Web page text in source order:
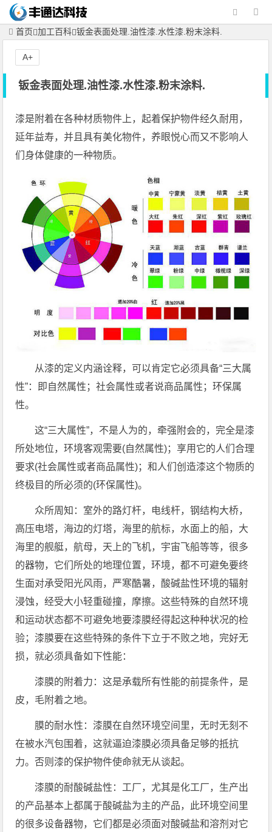
首页 加工百科 钣金表面处理.油性漆.水性漆.粉末涂料.
钣金表面处理.油性漆.水性漆.粉末涂料.
A+
漆是附着在各种材质物件上，起着保护物件经久耐用，
延年益寿，并且具有美化物件，养眼悦心而又不影响人
们身体健康的一种物质。
从漆的定义内涵诠释，可以肯定它必须具备“三大属
性”：即自然属性；社会属性或者说商品属性；环保属
性。
这“三大属性”，不是人为的，牵强附会的，完全是漆
所处地位，环境客观需要(自然属性)；享用它的人们合理
要求(社会属性或者商品属性)；和人们创造漆这个物质的
终极目的所必须的(环保属性)。
众所周知：室外的路灯杆，电线杆，钢结构大桥，
高压电塔，海边的灯塔，海里的航标，水面上的船，大
海里的舰艇，航母，天上的飞机，宇宙飞船等等，很多
的器物，它们所处的地理位置，环境，都不可避免要终
生面对承受阳光风雨，严寒酷暑，酸碱盐性环境的辐射
浸蚀，经受大小轻重碰撞，摩擦。这些特殊的自然环境
和运动状态都不可避免地要漆膜经得起这种种状况的检
验；漆膜要在这些特殊的条件下立于不败之地，完好无
损，就必须具备如下性能：
漆膜的附着力：这是承载所有性能的前提条件，是
皮，毛附着之地。
膜的耐水性：漆膜在自然环境空间里，无时无刻不
在被水汽包围着，这就逼迫漆膜必须具备足够的抵抗
力。否则漆的保护物件使命就无从谈起。
漆膜的耐酸碱盐性：工厂，尤其是化工厂，生产出
的产品基本上都属于酸碱盐为主的产品，此环境空间里
的很多设备器物，它们都是必须面对酸碱盐和溶剂对它